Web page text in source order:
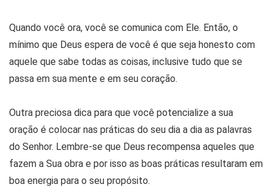
Quando você ora, você se comunica com Ele. Então, o
mínimo que Deus espera de você é que seja honesto com
aquele que sabe todas as coisas, inclusive tudo que se
passa em sua mente e em seu coração.
Outra preciosa dica para que você potencialize a sua
oração é colocar nas práticas do seu dia a dia as palavras
do Senhor. Lembre-se que Deus recompensa aqueles que
fazem a Sua obra e por isso as boas práticas resultaram em
boa energia para o seu propósito.